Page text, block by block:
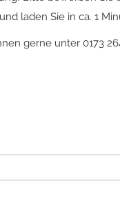
laden Sie in ca. 1
gerne unter 0173